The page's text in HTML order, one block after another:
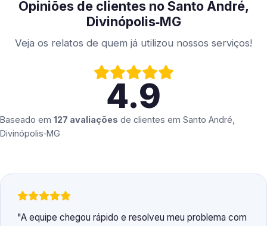
Opiniões de clientes no Santo André,
Divinópolis‑MG
Veja os relatos de quem já utilizou nossos serviços!
4.9
Baseado em 127 avaliações de clientes em Santo André,
Divinópolis‑MG
A equipe chegou rápido e resolveu meu problema com